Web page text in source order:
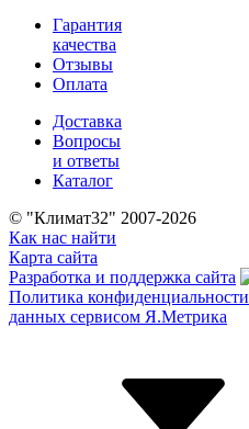
Гарантия
качества
Отзывы
Оплата
Доставка
Вопросы
и ответы
Каталог
© "Климат32" 2007-2026
Как нас найти
Карта сайта
Разработка и поддержка сайта
Политика конфиденциальности
данных сервисом Я.Метрика